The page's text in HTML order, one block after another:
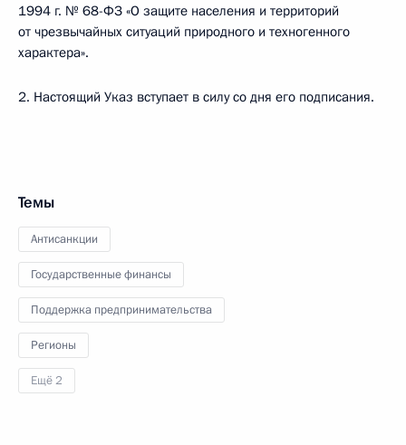
1994 г. № 68-ФЗ «О защите населения и территорий
от чрезвычайных ситуаций природного и техногенного
характера».
2. Настоящий Указ вступает в силу со дня его подписания.
Темы
Антисанкции
Государственные финансы
Поддержка предпринимательства
Регионы
Ещё 2